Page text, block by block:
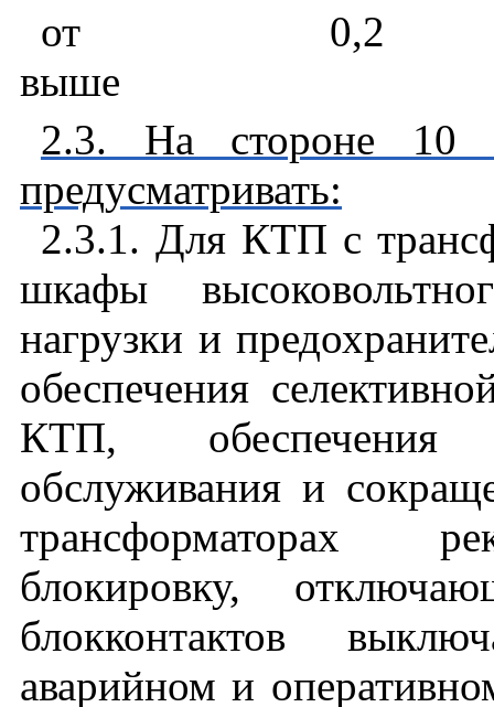
от 0,2
выше
2.3. На стороне 10
предусматривать:
2.3.1. Для КТП с
шкафы
нагрузки и
обеспечения
КТП, обеспечения
обслуживания и
трансформаторах
блокировку,
блокконтактов
аварийном и